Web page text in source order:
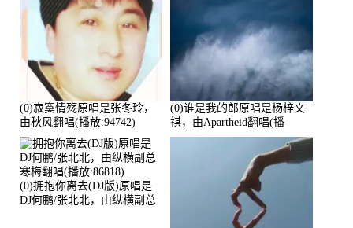
(0)寂寞情殇原唱是张冬玲，
由秋风翻唱(播放:94742)
(0)谁是我的郎原唱是杨梓文
祺，由Apartheid翻唱(播
放:94178)
(0)拥抱你离去(DJ版)原唱是
DJ何鹏/张北北，由纵横副总